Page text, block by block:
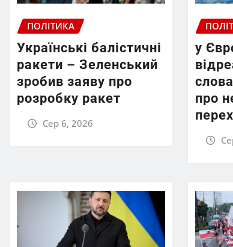
ПОЛІТИКА
Українські балістичні
ракети – Зеленський
зробив заяву про
розробку ракет
Сер 6, 2026
у
про